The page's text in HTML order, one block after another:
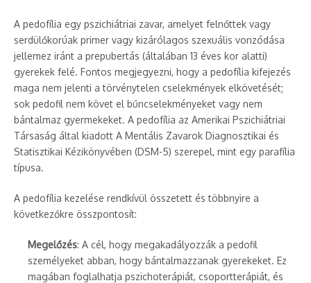
A pedofília egy pszichiátriai zavar, amelyet felnőttek vagy
serdülőkorúak primer vagy kizárólagos szexuális vonzódása
jellemez iránt a prepubertás (általában 13 éves kor alatti)
gyerekek felé. Fontos megjegyezni, hogy a pedofília kifejezés
maga nem jelenti a törvénytelen cselekmények elkövetését;
sok pedofil nem követ el bűncselekményeket vagy nem
bántalmaz gyermekeket. A pedofília az Amerikai Pszichiátriai
Társaság által kiadott A Mentális Zavarok Diagnosztikai és
Statisztikai Kézikönyvében (DSM-5) szerepel, mint egy parafília
típusa.
A pedofília kezelése rendkívül összetett és többnyire a
következőkre összpontosít:
Megelőzés: A cél, hogy megakadályozzák a pedofil
személyeket abban, hogy bántalmazzanak gyerekeket. Ez
magában foglalhatja pszichoterápiát, csoportterápiát, és